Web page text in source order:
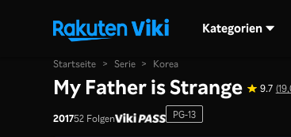
Kategorien
Startseite > Serie > Korea
My Father is Strange 9.7
201752 Folgen PG-13